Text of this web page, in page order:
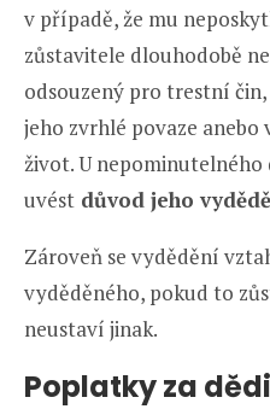
v případě, že mu
zůstavitele dlouhodobě
odsouzený pro trestní
jeho zvrhlé povaze
život. U nepominutelného
uvést důvod jeho
Zároveň se vydědění
vyděděného, pokud to
neustaví jinak.
Poplatky za